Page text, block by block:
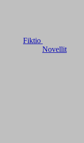
Fiktio
Novellit